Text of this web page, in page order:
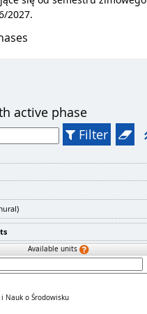
2027.
active phase
Filter
Available units